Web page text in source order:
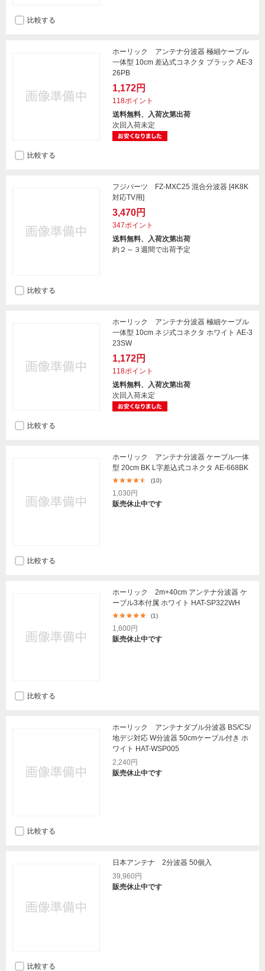
比較する
ホーリック アンテナ分波器 極細ケーブル
一体型 10cm 差込式コネクタ ブラック AE-3
26PB
1,172円
118ポイント
送料無料、入荷次第出荷
次回入荷未定
比較する
フジパーツ FZ-MXC25 混合分波器 [4K8K
対応TV用]
3,470円
347ポイント
送料無料、入荷次第出荷
約２～３週間で出荷予定
比較する
ホーリック アンテナ分波器 極細ケーブル
一体型 10cm ネジ式コネクタ ホワイト AE-3
23SW
1,172円
118ポイント
送料無料、入荷次第出荷
次回入荷未定
比較する
ホーリック アンテナ分波器 ケーブル一体
型 20cm BK L字差込式コネクタ AE-668BK
(10)
1,030円
販売休止中です
比較する
ホーリック 2m+40cm アンテナ分波器 ケ
ーブル3本付属 ホワイト HAT-SP322WH
(1)
1,600円
販売休止中です
比較する
ホーリック アンテナダブル分波器 BS/CS/
地デジ対応 W分波器 50cmケーブル付き ホ
ワイト HAT-WSP005
2,240円
販売休止中です
比較する
日本アンテナ 2分波器 50個入
39,960円
販売休止中です
比較する